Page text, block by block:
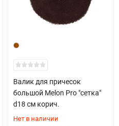
Валик для причесок
большой Melon Pro "сетка"
d18 см корич.
Нет в наличии